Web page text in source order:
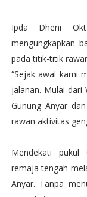
Ipda Dheni
mengungkapkan
pada titik-titik
“Sejak awal kami
jalanan. Mulai dari
Gunung Anyar
rawan aktivitas
Mendekati
remaja tengah
Anyar. Tanpa